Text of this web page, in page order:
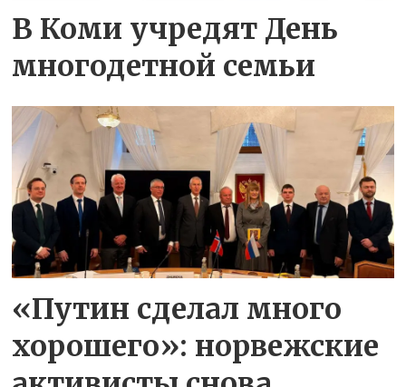
В Коми учредят День
многодетной семьи
«Путин сделал много
хорошего»: норвежские